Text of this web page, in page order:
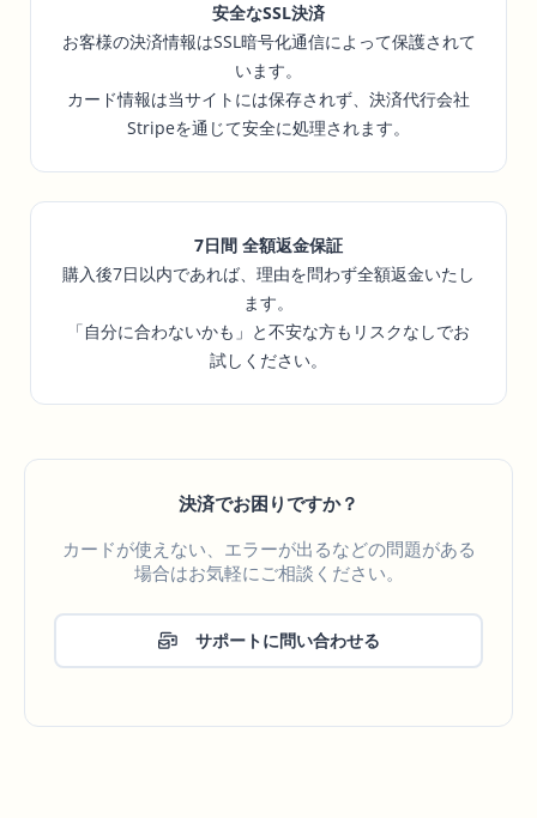
安全なSSL決済
お客様の決済情報はSSL暗号化通信によって保護されて
います。
カード情報は当サイトには保存されず、決済代行会社
Stripeを通じて安全に処理されます。
7日間 全額返金保証
購入後7日以内であれば、理由を問わず全額返金いたし
ます。
「自分に合わないかも」と不安な方もリスクなしでお
試しください。
決済でお困りですか？
カードが使えない、エラーが出るなどの問題がある
場合はお気軽にご相談ください。
サポートに問い合わせる